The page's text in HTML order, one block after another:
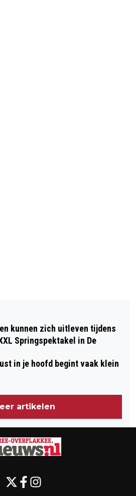
NA EEN
HET IS VANDAAG
kunnen zich uitleven tijdens
Springspektakel in De
in je hoofd begint vaak klein
artikelen